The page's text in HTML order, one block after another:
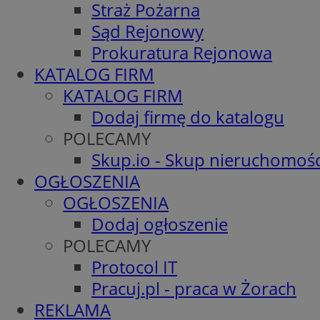
Straż Pożarna
Sąd Rejonowy
Prokuratura Rejonowa
KATALOG FIRM
KATALOG FIRM
Dodaj firmę do katalogu
POLECAMY
Skup.io - Skup
OGŁOSZENIA
OGŁOSZENIA
Dodaj ogłoszenie
POLECAMY
Protocol IT
Pracuj.pl - praca w Żorach
REKLAMA